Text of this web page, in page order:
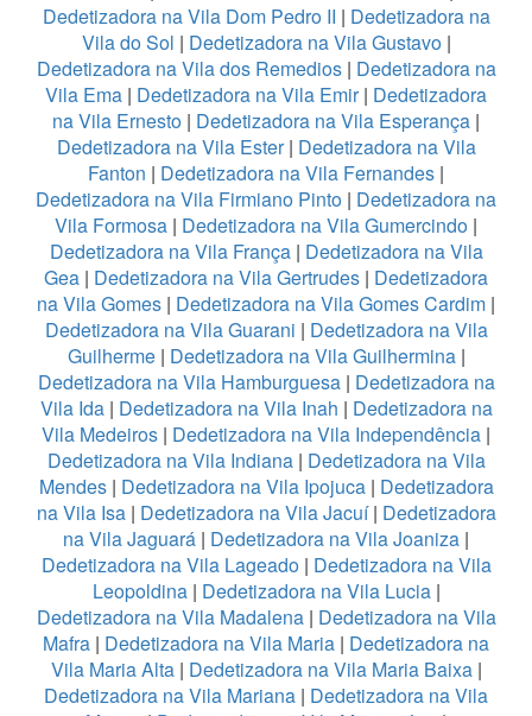
Dedetizadora na Vila Dom Pedro II | Dedetizadora na
Vila do Sol | Dedetizadora na Vila Gustavo|
Dedetizadora na Vila dos Remedios| Dedetizadora na
Vila Ema | Dedetizadora na Vila Emir| Dedetizadora
na Vila Ernesto | Dedetizadora na Vila Esperança |
Dedetizadora na Vila Ester| Dedetizadora na Vila
Fanton | Dedetizadora na Vila Fernandes |
Dedetizadora na Vila Firmiano Pinto | Dedetizadora na
Vila Formosa | Dedetizadora na Vila Gumercindo |
Dedetizadora na Vila França| Dedetizadora na Vila
Gea | Dedetizadora na Vila Gertrudes | Dedetizadora
na Vila Gomes | Dedetizadora na Vila Gomes Cardim |
Dedetizadora na Vila Guarani | Dedetizadora na Vila
Guilherme| Dedetizadora na Vila Guilhermina|
Dedetizadora na Vila Hamburguesa| Dedetizadora na
Vila Ida| Dedetizadora na Vila Inah | Dedetizadora na
Vila Medeiros | Dedetizadora na Vila Independência |
Dedetizadora na Vila Indiana| Dedetizadora na Vila
Mendes| Dedetizadora na Vila Ipojuca| Dedetizadora
na Vila Isa| Dedetizadora na Vila Jacuí| Dedetizadora
na Vila Jaguará | Dedetizadora na Vila Joaniza |
Dedetizadora na Vila Lageado| Dedetizadora na Vila
Leopoldina| Dedetizadora na Vila Lucia|
Dedetizadora na Vila Madalena| Dedetizadora na Vila
Mafra | Dedetizadora na Vila Maria | Dedetizadora na
Vila Maria Alta| Dedetizadora na Vila Maria Baixa|
Dedetizadora na Vila Mariana | Dedetizadora na Vila